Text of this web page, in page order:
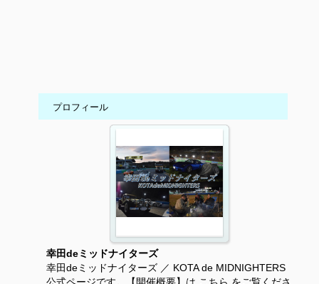
プロフィール
幸田deミッドナイターズ
幸田deミッドナイターズ ／ KOTA de MIDNIGHTERS